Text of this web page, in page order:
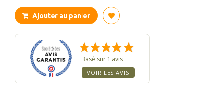
Ajouter au panier
Basé sur 1 avis
VOIR LES AVIS